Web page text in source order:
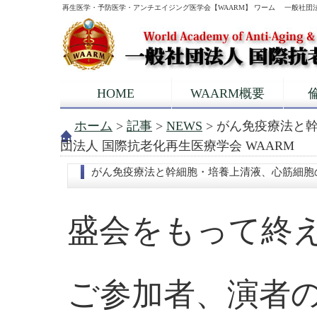
再生医学・予防医学・アンチエイジング医学会【WAARM】 ワーム 一般社団
HOME WAARM概要
ホーム > 記事 > NEWS > がん免疫療法と
団法人 国際抗老化再生医療学会 WAARM
がん免疫療法と幹細胞・培養上清液、心筋細
盛会をもって終
ご参加者、演者